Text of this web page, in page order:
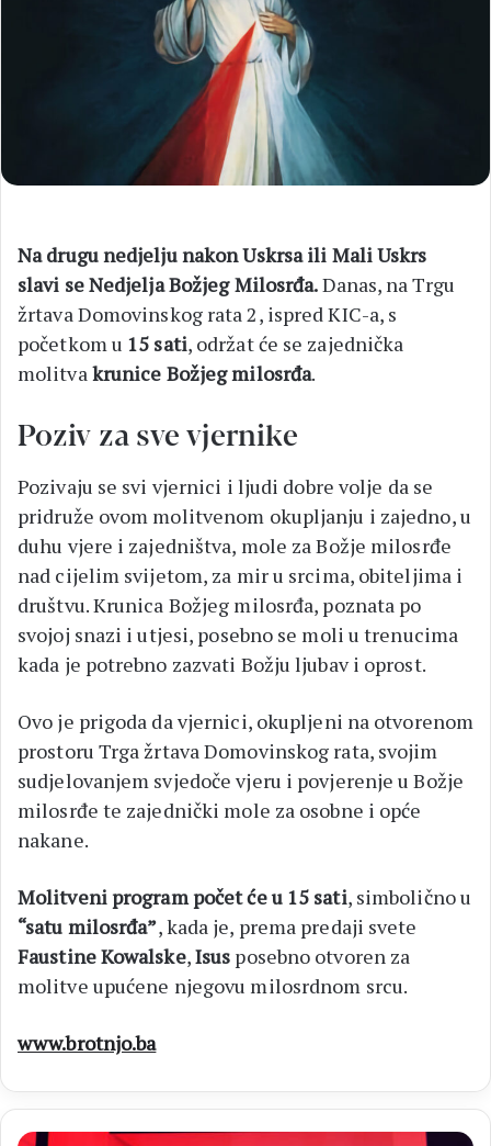
Na drugu nedjelju nakon Uskrsa ili Mali Uskrs
slavi se Nedjelja Božjeg Milosrđa.Danas, na Trgu
žrtava Domovinskog rata 2, ispred KIC-a, s
početkom u 15 sati, održat će se zajednička
molitvakrunice Božjeg milosrđa.
Poziv za sve vjernike
Pozivaju se svi vjernici i ljudi dobre volje da se
pridruže ovom molitvenom okupljanju i zajedno, u
duhu vjere i zajedništva, mole za Božje milosrđe
nad cijelim svijetom, za mir u srcima, obiteljima i
društvu. Krunica Božjeg milosrđa, poznata po
svojoj snazi i utjesi, posebno se moli u trenucima
kada je potrebno zazvati Božju ljubav i oprost.
Ovo je prigoda da vjernici, okupljeni na otvorenom
prostoru Trga žrtava Domovinskog rata, svojim
sudjelovanjem svjedoče vjeru i povjerenje u Božje
milosrđe te zajednički mole za osobne i opće
nakane.
Molitveni program počet će u 15 sati, simbolično u
“satu milosrđa”, kada je, prema predaji svete
Faustine Kowalske,Isus posebno otvoren za
molitve upućene njegovu milosrdnom srcu.
www.brotnjo.ba
VIDEO